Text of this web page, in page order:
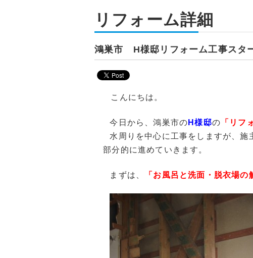
リフォーム詳細
鴻巣市 H様邸リフォーム工事スタ
こんにちは。
今日から、鴻巣市の H様邸の 「リフ
水周りを中心に工事をしますが、施
部分的に進めていきます。
まずは、 「お風呂と洗面・脱衣場の